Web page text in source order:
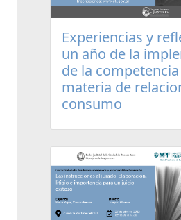
Experiencias y
un año de la
de la
materia de
consumo